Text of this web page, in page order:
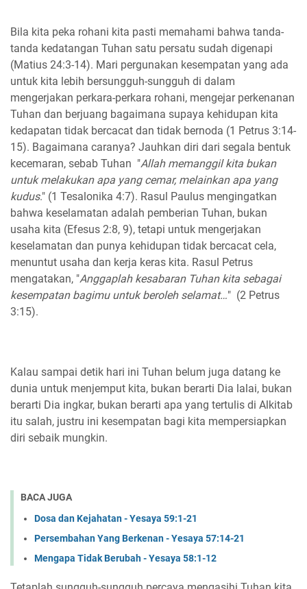
Bila kita peka rohani kita pasti memahami bahwa tanda-
tanda kedatangan Tuhan satu persatu sudah digenapi
(Matius 24:3-14). Mari pergunakan kesempatan yang ada
untuk kita lebih bersungguh-sungguh di dalam
mengerjakan perkara-perkara rohani, mengejar perkenanan
Tuhan dan berjuang bagaimana supaya kehidupan kita
kedapatan tidak bercacat dan tidak bernoda (1 Petrus 3:14-
15). Bagaimana caranya? Jauhkan diri dari segala bentuk
kecemaran, sebab Tuhan "Allah memanggil kita bukan
untuk melakukan apa yang cemar, melainkan apa yang
kudus." (1 Tesalonika 4:7). Rasul Paulus mengingatkan
bahwa keselamatan adalah pemberian Tuhan, bukan
usaha kita (Efesus 2:8, 9), tetapi untuk mengerjakan
keselamatan dan punya kehidupan tidak bercacat cela,
menuntut usaha dan kerja keras kita. Rasul Petrus
mengatakan, "Anggaplah kesabaran Tuhan kita sebagai
kesempatan bagimu untuk beroleh selamat…" (2 Petrus
3:15).
Kalau sampai detik hari ini Tuhan belum juga datang ke
dunia untuk menjemput kita, bukan berarti Dia lalai, bukan
berarti Dia ingkar, bukan berarti apa yang tertulis di Alkitab
itu salah, justru ini kesempatan bagi kita mempersiapkan
diri sebaik mungkin.
BACA JUGA
Dosa dan Kejahatan - Yesaya 59:1-21
Persembahan Yang Berkenan - Yesaya 57:14-21
Mengapa Tidak Berubah - Yesaya 58:1-12